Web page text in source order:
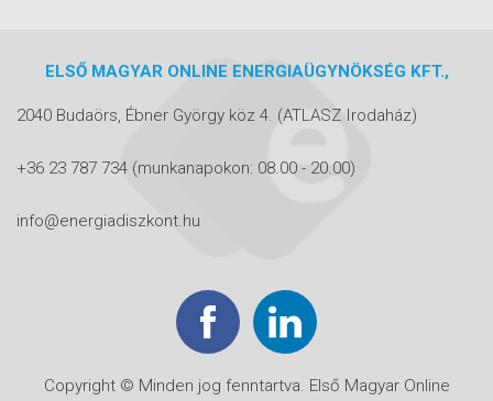
ELSŐ MAGYAR ONLINE ENERGIAÜGYNÖKSÉG KFT.,
2040 Budaörs, Ébner György köz 4. (ATLASZ Irodaház)
+36 23 787 734 (munkanapokon: 08.00 - 20.00)
info@energiadiszkont.hu
Copyright © Minden jog fenntartva. Első Magyar Online